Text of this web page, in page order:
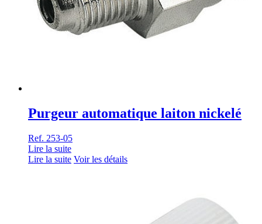
Purgeur automatique laiton nickelé
Ref. 253-05
Lire la suite
Lire la suite Voir les détails